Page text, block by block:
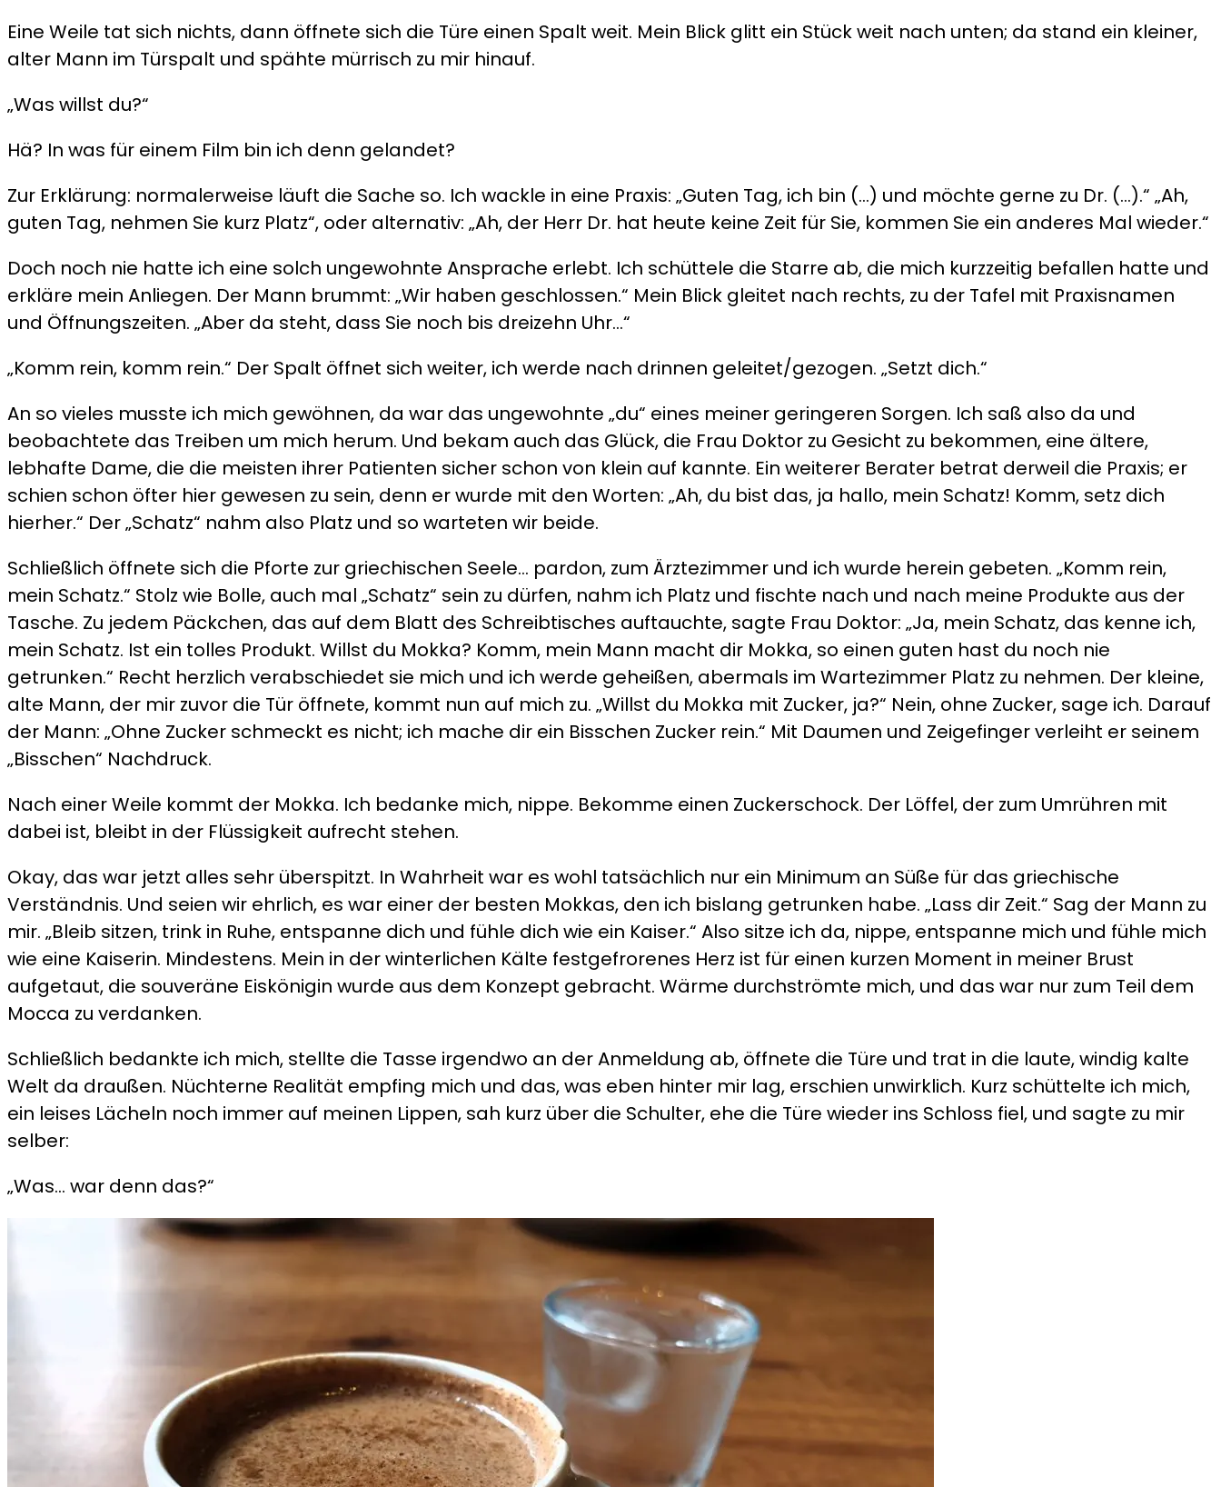
Eine Weile tat sich nichts, dann öffnete sich die Türe einen Spalt weit. Mein Blick glitt ein Stück weit nach unten; da stand ein kleiner,
alter Mann im Türspalt und spähte mürrisch zu mir hinauf.
„Was willst du?“
Hä? In was für einem Film bin ich denn gelandet?
Zur Erklärung: normalerweise läuft die Sache so. Ich wackle in eine Praxis: „Guten Tag, ich bin (…) und möchte gerne zu Dr. (…).“ „Ah,
guten Tag, nehmen Sie kurz Platz“, oder alternativ: „Ah, der Herr Dr. hat heute keine Zeit für Sie, kommen Sie ein anderes Mal wieder.“
Doch noch nie hatte ich eine solch ungewohnte Ansprache erlebt. Ich schüttele die Starre ab, die mich kurzzeitig befallen hatte und
erkläre mein Anliegen. Der Mann brummt: „Wir haben geschlossen.“ Mein Blick gleitet nach rechts, zu der Tafel mit Praxisnamen
und Öffnungszeiten. „Aber da steht, dass Sie noch bis dreizehn Uhr…“
„Komm rein, komm rein.“ Der Spalt öffnet sich weiter, ich werde nach drinnen geleitet/gezogen. „Setzt dich.“
An so vieles musste ich mich gewöhnen, da war das ungewohnte „du“ eines meiner geringeren Sorgen. Ich saß also da und
beobachtete das Treiben um mich herum. Und bekam auch das Glück, die Frau Doktor zu Gesicht zu bekommen, eine ältere,
lebhafte Dame, die die meisten ihrer Patienten sicher schon von klein auf kannte. Ein weiterer Berater betrat derweil die Praxis; er
schien schon öfter hier gewesen zu sein, denn er wurde mit den Worten: „Ah, du bist das, ja hallo, mein Schatz! Komm, setz dich
hierher.“ Der „Schatz“ nahm also Platz und so warteten wir beide.
Schließlich öffnete sich die Pforte zur griechischen Seele… pardon, zum Ärztezimmer und ich wurde herein gebeten. „Komm rein,
mein Schatz.“ Stolz wie Bolle, auch mal „Schatz“ sein zu dürfen, nahm ich Platz und fischte nach und nach meine Produkte aus der
Tasche. Zu jedem Päckchen, das auf dem Blatt des Schreibtisches auftauchte, sagte Frau Doktor: „Ja, mein Schatz, das kenne ich,
mein Schatz. Ist ein tolles Produkt. Willst du Mokka? Komm, mein Mann macht dir Mokka, so einen guten hast du noch nie
getrunken.“ Recht herzlich verabschiedet sie mich und ich werde geheißen, abermals im Wartezimmer Platz zu nehmen. Der kleine,
alte Mann, der mir zuvor die Tür öffnete, kommt nun auf mich zu. „Willst du Mokka mit Zucker, ja?“ Nein, ohne Zucker, sage ich. Darauf
der Mann: „Ohne Zucker schmeckt es nicht; ich mache dir ein Bisschen Zucker rein.“ Mit Daumen und Zeigefinger verleiht er seinem
„Bisschen“ Nachdruck.
Nach einer Weile kommt der Mokka. Ich bedanke mich, nippe. Bekomme einen Zuckerschock. Der Löffel, der zum Umrühren mit
dabei ist, bleibt in der Flüssigkeit aufrecht stehen.
Okay, das war jetzt alles sehr überspitzt. In Wahrheit war es wohl tatsächlich nur ein Minimum an Süße für das griechische
Verständnis. Und seien wir ehrlich, es war einer der besten Mokkas, den ich bislang getrunken habe. „Lass dir Zeit.“ Sag der Mann zu
mir. „Bleib sitzen, trink in Ruhe, entspanne dich und fühle dich wie ein Kaiser.“ Also sitze ich da, nippe, entspanne mich und fühle mich
wie eine Kaiserin. Mindestens. Mein in der winterlichen Kälte festgefrorenes Herz ist für einen kurzen Moment in meiner Brust
aufgetaut, die souveräne Eiskönigin wurde aus dem Konzept gebracht. Wärme durchströmte mich, und das war nur zum Teil dem
Mocca zu verdanken.
Schließlich bedankte ich mich, stellte die Tasse irgendwo an der Anmeldung ab, öffnete die Türe und trat in die laute, windig kalte
Welt da draußen. Nüchterne Realität empfing mich und das, was eben hinter mir lag, erschien unwirklich. Kurz schüttelte ich mich,
ein leises Lächeln noch immer auf meinen Lippen, sah kurz über die Schulter, ehe die Türe wieder ins Schloss fiel, und sagte zu mir
selber:
„Was… war denn das?“